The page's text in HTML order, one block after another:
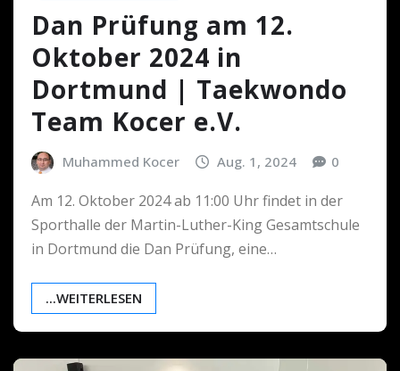
Dan Prüfung am 12.
Oktober 2024 in
Dortmund | Taekwondo
Team Kocer e.V.
Muhammed Kocer Aug. 1, 2024 0
Am 12. Oktober 2024 ab 11:00 Uhr findet in der
Sporthalle der Martin-Luther-King Gesamtschule
in Dortmund die Dan Prüfung, eine…
...WEITERLESEN